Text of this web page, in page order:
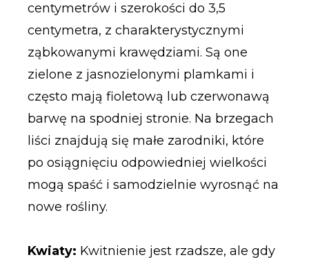
centymetrów i szerokości do 3,5
centymetra, z charakterystycznymi
ząbkowanymi krawędziami. Są one
zielone z jasnozielonymi plamkami i
często mają fioletową lub czerwonawą
barwę na spodniej stronie. Na brzegach
liści znajdują się małe zarodniki, które
po osiągnięciu odpowiedniej wielkości
mogą spaść i samodzielnie wyrosnąć na
nowe rośliny.
Kwiaty: Kwitnienie jest rzadsze, ale gdy